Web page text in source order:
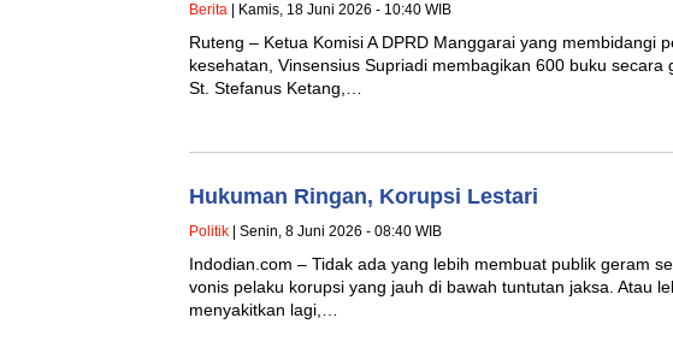
Berita | Kamis, 18 Juni 2026 - 10:40 WIB
Ruteng – Ketua Komisi A DPRD Manggarai yang membidangi
kesehatan, Vinsensius Supriadi membagikan 600 buku secara
St. Stefanus Ketang,…
Hukuman Ringan, Korupsi Lestari
Politik | Senin, 8 Juni 2026 - 08:40 WIB
Indodian.com – Tidak ada yang lebih membuat publik geram
vonis pelaku korupsi yang jauh di bawah tuntutan jaksa. Atau
menyakitkan lagi,…